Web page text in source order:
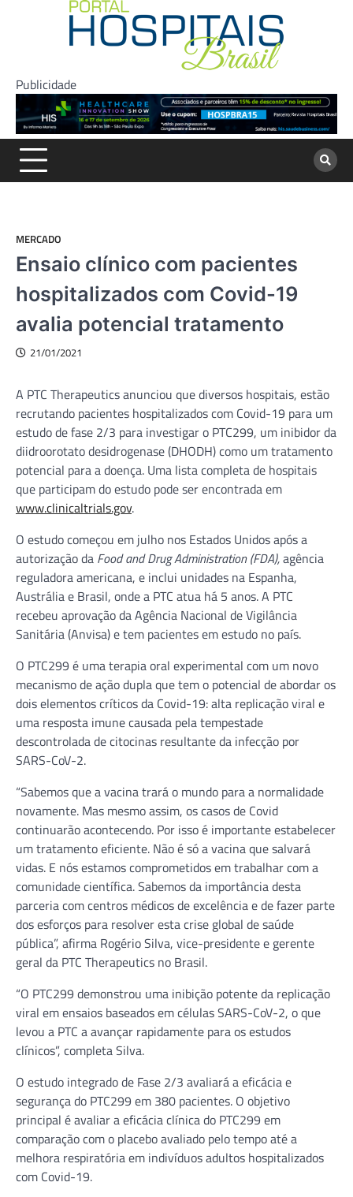
Publicidade
MERCADO
Ensaio clínico com pacientes
hospitalizados com Covid-19
avalia potencial tratamento
21/01/2021
A PTC Therapeutics anunciou que diversos hospitais, estão
recrutando pacientes hospitalizados com Covid-19 para um
estudo de fase 2/3 para investigar o PTC299, um inibidor da
diidroorotato desidrogenase (DHODH) como um tratamento
potencial para a doença. Uma lista completa de hospitais
que participam do estudo pode ser encontrada em
www.clinicaltrials.gov.
O estudo começou em julho nos Estados Unidos após a
autorização da Food and Drug Administration (FDA),agência
reguladora americana, e inclui unidades na Espanha,
Austrália e Brasil, onde a PTC atua há 5 anos. A PTC
recebeu aprovação da Agência Nacional de Vigilância
Sanitária (Anvisa) e tem pacientes em estudo no país.
O PTC299 é uma terapia oral experimental com um novo
mecanismo de ação dupla que tem o potencial de abordar os
dois elementos críticos da Covid-19: alta replicação viral e
uma resposta imune causada pela tempestade
descontrolada de citocinas resultante da infecção por
SARS-CoV-2.
“Sabemos que a vacina trará o mundo para a normalidade
novamente. Mas mesmo assim, os casos de Covid
continuarão acontecendo. Por isso é importante estabelecer
um tratamento eficiente. Não é só a vacina que salvará
vidas. E nós estamos comprometidos em trabalhar com a
comunidade científica. Sabemos da importância desta
parceria com centros médicos de excelência e de fazer parte
dos esforços para resolver esta crise global de saúde
pública”, afirma Rogério Silva, vice-presidente e gerente
geral da PTC Therapeutics no Brasil.
“O PTC299 demonstrou uma inibição potente da replicação
viral em ensaios baseados em células SARS-CoV-2, o que
levou a PTC a avançar rapidamente para os estudos
clínicos”, completa Silva.
O estudo integrado de Fase 2/3 avaliará a eficácia e
segurança do PTC299 em 380 pacientes. O objetivo
principal é avaliar a eficácia clínica do PTC299 em
comparação com o placebo avaliado pelo tempo até a
melhora respiratória em indivíduos adultos hospitalizados
com Covid-19.